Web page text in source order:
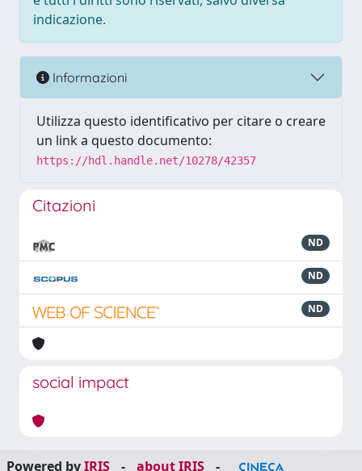
indicazione.
Informazioni
Utilizza questo identificativo per citare o creare
un link a questo documento:
https://hdl.handle.net/10278/42357
Citazioni
ND
ND
ND
social impact
Powered byIRIS - about IRIS -